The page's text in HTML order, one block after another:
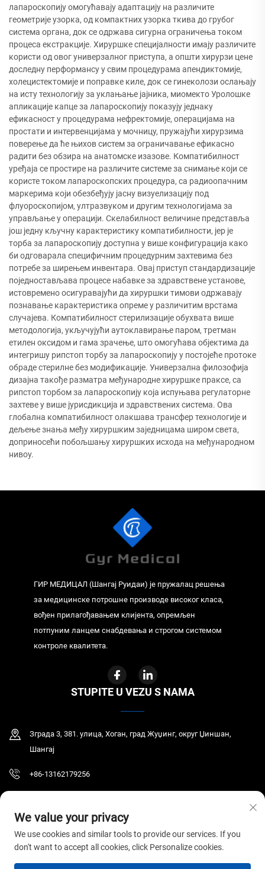
лапароскопију омогућавају адаптацију на различите
геометрије узорка, од компактних узорка ткива до грубог
система органа, док се одржава сигурна ограничења током
процеса екстракције. Хируршке специјалности имају различите
користи од овог универзалног приступа, а општи хирурзи цене
доследну перформансу у свим процедурама апендиктомије,
холецистектомије и поправке киле, док се гинеколози ослањају
на исту технологију за уклањање јајника, миомекто Уролошке
апликације капце за лапароскопију показују једнаку
ефикасност у процедурама нефректомије, операцијама на
простати и интервенцијама у мочницу, пружајући хирурзима
поверење да ће њихов систем за ограничавање ефикасно
радити без обзира на анатомске изазове. Компатибилност
уређаја се простире на различите системе за снимање који се
користе током лапароскопских процедура, са радиоопачним
маркерима који обезбеђују јасну визуелизацију под
флуороскопијом, ултразвуком и другим технологијама за
управљање у операцији. Скелабилност величине представља
још једну кључну карактеристику компатибилности, јер је
торба за лапароскопију доступна у више конфигурација како
би одговарала специфичним процедурним захтевима без
потребе за ширењем инвентара. Овај приступ стандардизације
поједностављава процесе набавке за здравствене установе,
истовремено осигуравајући да хируршки тимови одржавају
познавање карактеристика опреме у различитим врстама
случајева. Компатибилност стерилизације обухвата више
методологија, укључујући аутоклавирање паром, третман
етилен оксидом и гама зрачење, што омогућава објектима да
интегришу рипстоп торбу за лапароскопију у постојеће протоке
обраде стерилне без модификације. Универзална филозофија
дизајна такође разматра међународне хируршке праксе, са
рипстоп торбом за лапароскопију која испуњава регулаторне
захтеве у више јурисдикција и здравствених система. Ова
глобална компатибилност олакшава трансфер технологије и
дељење знања међу хируршким заједницама широм света,
доприносећи побољшању хируршких исхода на међународном
нивоу.
ГИР МЕДИЦАЛ (Шангај Руидаи) је пружалац решења
за медицинске потрошне производе високог класа,
вођен прилагођавањем клијента, опремљен
потпуним ланцем снабдевања и строгом системом
контроле квалитета.
STUPITE U VEZU S NAMA
Зграда 3, 381. улица, Хоган, град Жуџинг, округ Џиншан,
Шангај
+86-13162179256
Ауторско право © 2026 ГИР МЕДИЦАЛ ЦО., ЛТД. Сва права су задржана.
Politika privatnosti
We value your privacy
We use cookies and similar tools to provide our services. If you
don't want to accept all cookies, click Personalize cookies.